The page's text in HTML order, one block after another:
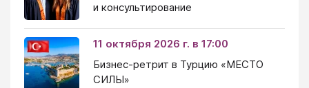
и консультирование
11 октября 2026 г. в 17:00
Бизнес-ретрит в Турцию «МЕСТО
СИЛЫ»